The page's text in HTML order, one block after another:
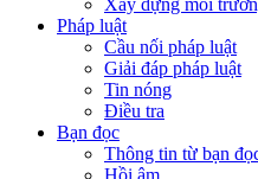
Xây dựng môi
Pháp luật
Cầu nối pháp luật
Giải đáp pháp luật
Tin nóng
Điều tra
Bạn đọc
Thông tin từ bạn
Hồi âm